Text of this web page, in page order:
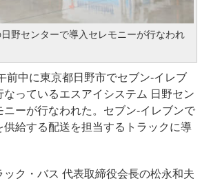
野センターで導入セレモニーが行なわれ
中に東京都日野市でセブン-イレブ
なっているエスアイシステム 日野セン
ニーが行なわれた。セブン-イレブンで
供給する配送を担当するトラックに導
ク・バス 代表取締役会長の松永和夫